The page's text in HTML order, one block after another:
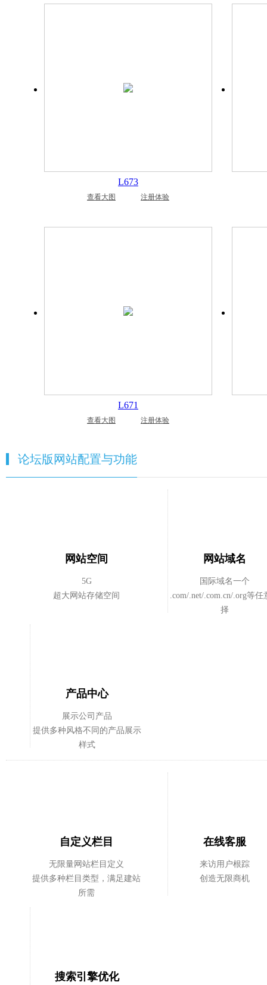
L673
查看大图 注册体验
L671
查看大图 注册体验
论坛版网站配置与功能
网站空间
5G
超大网站存储空间
网站域名
国际域名一个
.com/.net/.com.cn/.org等任
择
产品中心
展示公司产品
提供多种风格不同的产品展示
样式
自定义栏目
无限量网站栏目定义
提供多种栏目类型，满足建站
所需
在线客服
来访用户根踪
创造无限商机
搜索引擎优化